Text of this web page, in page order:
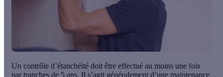
Un contrôle d’étanchéité doit être effectué au moins une fois
par tranches de 5 ans. Il s’agit généralement d’une maintenance